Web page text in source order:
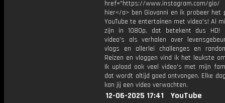
href="https://www.instagram.com/
hier</a> ben Giovanni en ik probeer het
YouTube te entertainen met video's! Al
zijn in 1080p, dat betekent dus HD!
video's als verhalen over
vlogs en allerlei challenges en
Reizen en vloggen vind ik het leukste
Ik upload ook veel video's met mijn
dat wordt altijd goed ontvangen. Elke
kan jij een video verwachten.
12-06-2025 17:41
YouTube